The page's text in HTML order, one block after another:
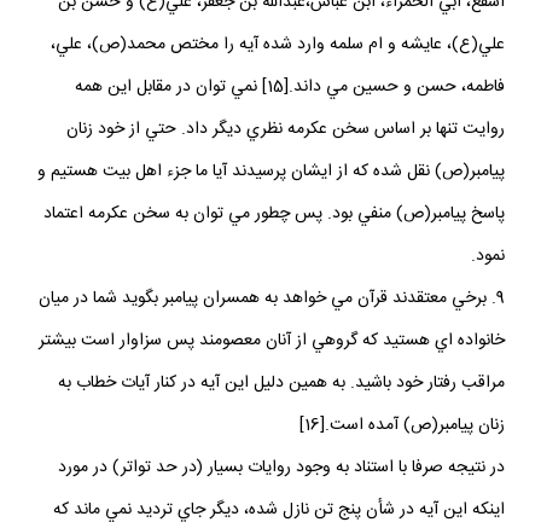
علي(ع)، عايشه و ام سلمه وارد شده آيه را مختص محمد(ص)، علي،
فاطمه، حسن و حسين مي داند.[15] نمي توان در مقابل اين همه
روايت تنها بر اساس سخن عكرمه نظري ديگر داد. حتي از خود زنان
پيامبر(ص) نقل شده كه از ايشان پرسيدند آيا ما جزء اهل بيت هستيم و
پاسخ پيامبر(ص) منفي بود. پس چطور مي توان به سخن عكرمه اعتماد
نمود.
9. برخي معتقدند قرآن مي خواهد به همسران پيامبر بگويد شما در ميان
خانواده اي هستيد كه گروهي از آنان معصومند پس سزاوار است بيشتر
مراقب رفتار خود باشيد. به همين دليل اين آيه در كنار آيات خطاب به
زنان پيامبر(ص) آمده است.[16]
در نتيجه صرفا با استناد به وجود روايات بسيار (در حد تواتر) در مورد
اينكه اين آيه در شأن پنج تن نازل شده، ديگر جاي ترديد نمي ماند كه